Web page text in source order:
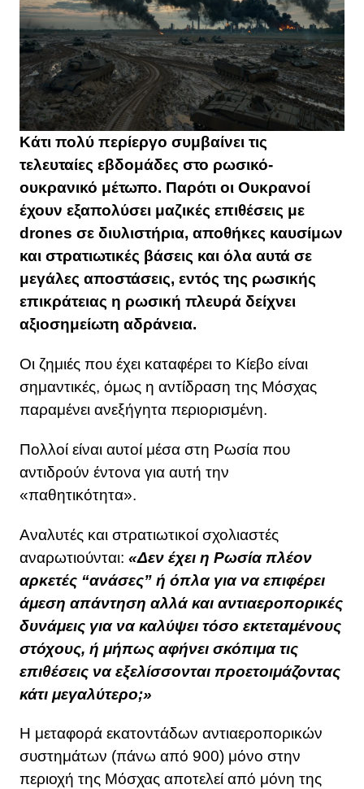
Κάτι πολύ περίεργο συμβαίνει τις
τελευταίες εβδομάδες στο ρωσικό-
ουκρανικό μέτωπο. Παρότι οι Ουκρανοί
έχουν εξαπολύσει μαζικές επιθέσεις με
drones σε διυλιστήρια, αποθήκες καυσίμων
και στρατιωτικές βάσεις και όλα αυτά σε
μεγάλες αποστάσεις, εντός της ρωσικής
επικράτειας η ρωσική πλευρά δείχνει
αξιοσημείωτη αδράνεια.
Οι ζημιές που έχει καταφέρει το Κίεβο είναι
σημαντικές, όμως η αντίδραση της Μόσχας
παραμένει ανεξήγητα περιορισμένη.
Πολλοί είναι αυτοί μέσα στη Ρωσία που
αντιδρούν έντονα για αυτή την
«παθητικότητα».
Αναλυτές και στρατιωτικοί σχολιαστές
αναρωτιούνται: «Δεν έχει η Ρωσία πλέον
αρκετές “ανάσες” ή όπλα για να επιφέρει
άμεση απάντηση αλλά και αντιαεροπορικές
δυνάμεις για να καλύψει τόσο εκτεταμένους
στόχους, ή μήπως αφήνει σκόπιμα τις
επιθέσεις να εξελίσσονται προετοιμάζοντας
κάτι μεγαλύτερο;»
Η μεταφορά εκατοντάδων αντιαεροπορικών
συστημάτων (πάνω από 900) μόνο στην
περιοχή της Μόσχας αποτελεί από μόνη της